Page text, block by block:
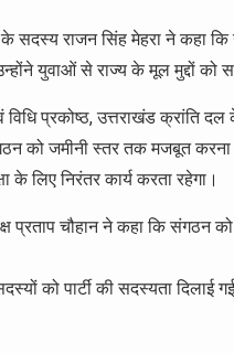
सदस्य राजन सिंह मेहरा ने कहा
युवाओं से राज्य के मूल मुद्दों को
प्रकोष्ठ, उत्तराखंड क्रांति
को जमीनी स्तर तक मजबूत करना
के लिए निरंतर कार्य करता रहेगा।
प्रताप चौहान ने कहा कि संगठन
को पार्टी की सदस्यता